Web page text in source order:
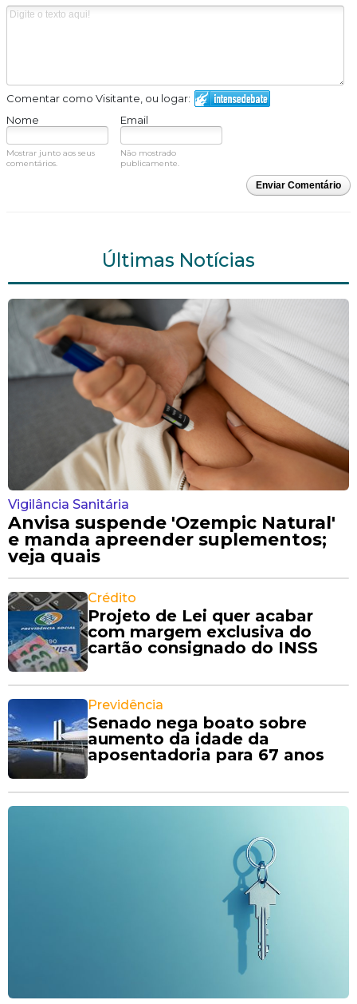
Comentar como Visitante, ou logar:
Nome
Email
Mostrar junto aos seus
comentários.
Não mostrado
publicamente.
Enviar Comentário
Últimas Notícias
Vigilância Sanitária
Anvisa suspende 'Ozempic Natural'
e manda apreender suplementos;
veja quais
Crédito
Projeto de Lei quer acabar
com margem exclusiva do
cartão consignado do INSS
Previdência
Senado nega boato sobre
aumento da idade da
aposentadoria para 67 anos